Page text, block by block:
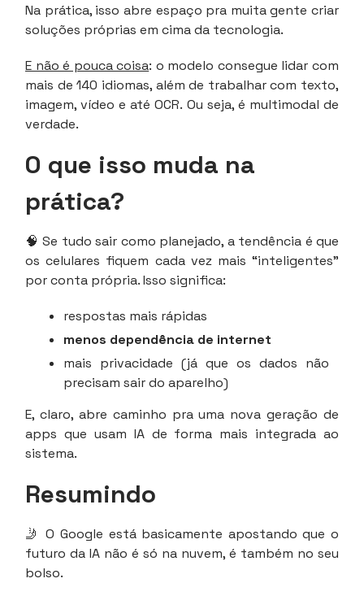
Na prática, isso abre espaço pra muita gente criar
soluções próprias em cima da tecnologia.
E não é pouca coisa: o modelo consegue lidar com
mais de 140 idiomas, além de trabalhar com texto,
imagem, vídeo e até OCR. Ou seja, é multimodal de
verdade.
O que isso muda na
prática?
🧠 Se tudo sair como planejado, a tendência é que
os celulares fiquem cada vez mais “inteligentes”
por conta própria. Isso significa:
respostas mais rápidas
menos dependência de internet
mais privacidade (já que os dados não
precisam sair do aparelho)
E, claro, abre caminho pra uma nova geração de
apps que usam IA de forma mais integrada ao
sistema.
Resumindo
🤳 O Google está basicamente apostando que o
futuro da IA não é só na nuvem, é também no seu
bolso.